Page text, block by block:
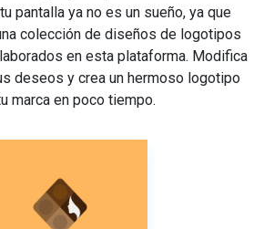
pantalla ya no es un sueño, ya que
colección de diseños de logotipos
en esta plataforma. Modifica
deseos y crea un hermoso logotipo
marca en poco tiempo.